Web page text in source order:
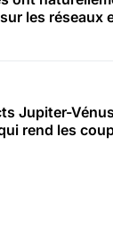
les réseaux
Jupiter-
rend les